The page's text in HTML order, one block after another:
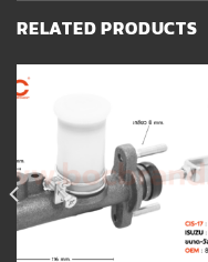
RELATED PRODUCTS